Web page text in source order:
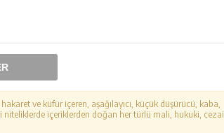
ve küfür içeren, aşağılayıcı, küçük düşürücü, kaba,
içeriklerden doğan her türlü mali, hukuki, cezai,